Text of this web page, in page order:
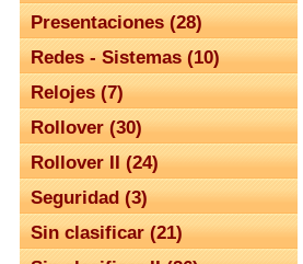
Presentaciones (28)
Redes - Sistemas (10)
Relojes (7)
Rollover (30)
Rollover II (24)
Seguridad (3)
Sin clasificar (21)